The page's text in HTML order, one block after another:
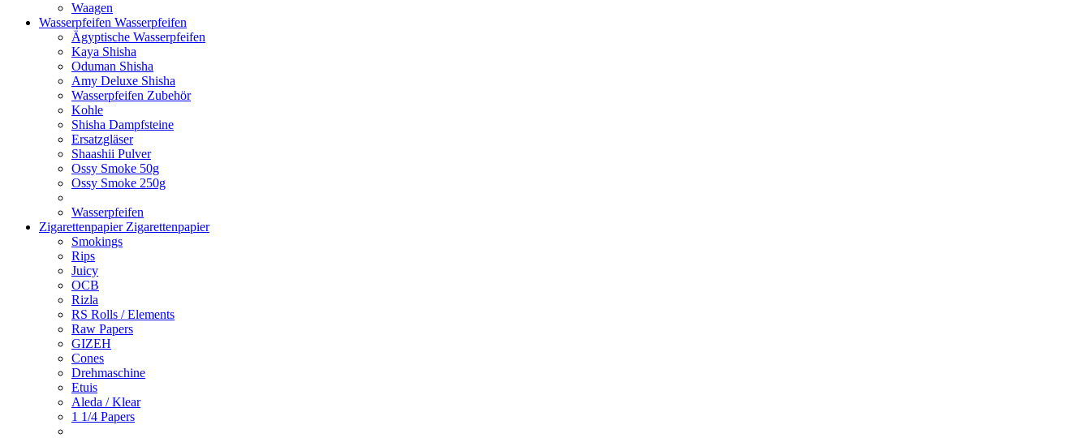
Waagen
Wasserpfeifen Wasserpfeifen
Ägyptische Wasserpfeifen
Kaya Shisha
Oduman Shisha
Amy Deluxe Shisha
Wasserpfeifen Zubehör
Kohle
Shisha Dampfsteine
Ersatzgläser
Shaashii Pulver
Ossy Smoke 50g
Ossy Smoke 250g
Wasserpfeifen
Zigarettenpapier Zigarettenpapier
Smokings
Rips
Juicy
OCB
Rizla
RS Rolls / Elements
Raw Papers
GIZEH
Cones
Drehmaschine
Etuis
Aleda / Klear
1 1/4 Papers